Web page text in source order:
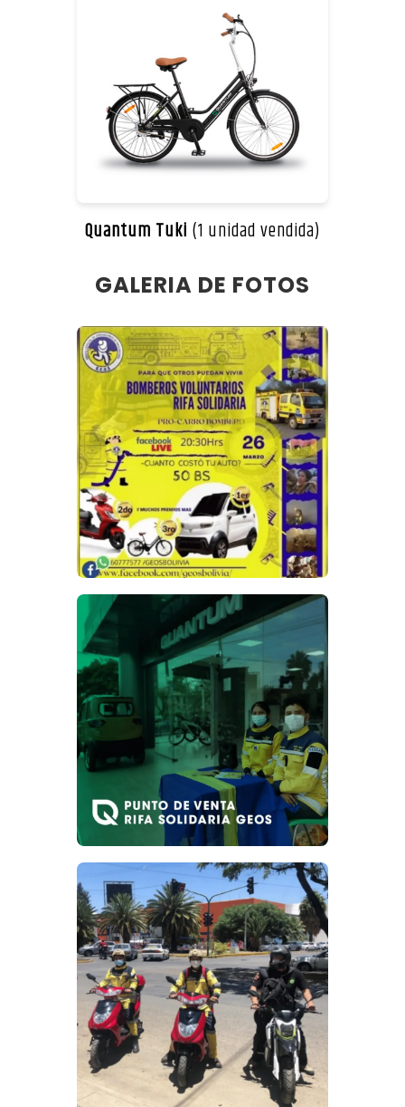
Quantum Tuki (1 unidad vendida)
GALERIA DE FOTOS